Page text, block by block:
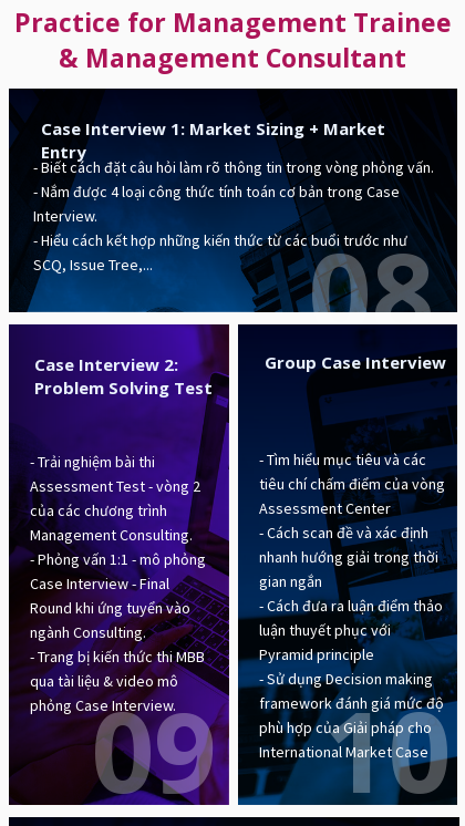
- Biết cách đặt câu hỏi làm rõ thông tin trong vòng phỏng vấn.
- Nắm được 4 loại công thức tính toán cơ bản trong Case
Interview.
- Hiểu cách kết hợp những kiến thức từ các buổi trước như
SCQ, Issue Tree,...
Case Interview 1: Market Sizing + Market
Entry
08
- Trải nghiệm bài thi
Assessment Test - vòng 2
của các chương trình
Management Consulting.
- Phỏng vấn 1:1 - mô phỏng
Case Interview - Final
Round khi ứng tuyển vào
ngành Consulting.
- Trang bị kiến thức thi MBB
qua tài liệu & video mô
phỏng Case Interview.
Case Interview 2:
Problem Solving Test
09
- Tìm hiểu mục tiêu và các
tiêu chí chấm điểm của vòng
Assessment Center
- Cách scan đề và xác định
nhanh hướng giải trong thời
gian ngắn
- Cách đưa ra luận điểm thảo
luận thuyết phục với
Pyramid principle
- Sử dụng Decision making
framework đánh giá mức độ
phù hợp của Giải pháp cho
International Market Case
Group Case Interview
10
Practice for Management Trainee
& Management Consultant